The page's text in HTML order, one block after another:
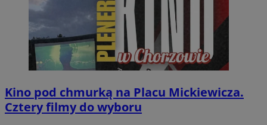
Kino pod chmurką na Placu Mickiewicza.
Cztery filmy do wyboru